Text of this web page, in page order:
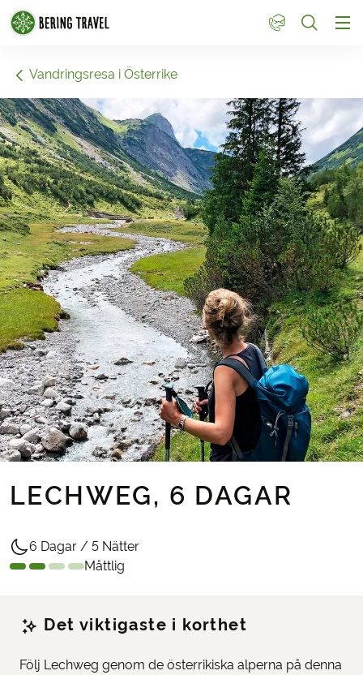
1
Vandringsresa i Österrike
LECHWEG, 6 DAGAR
6 Dagar / 5 Nätter
Måttlig
Det viktigaste i korthet
Följ Lechweg genom de österrikiska alperna på denna